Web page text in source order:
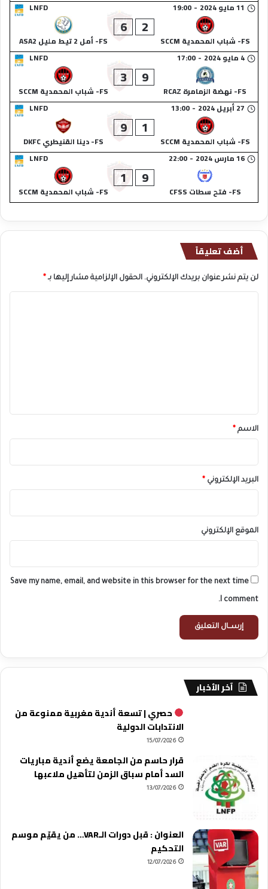
LNFD
11 مايو 2024 -
19:00
FS- شباب المحمدية SCCM
2
6
FS- أمل 2 تيط مليل ASA2
LNFD
4 مايو 2024 -
17:00
FS- نهضة الزمامرة RCAZ
9
3
FS- شباب المحمدية SCCM
LNFD
27 أبريل 2024 -
13:00
FS- شباب المحمدية SCCM
1
9
FS- دينا القنيطري DKFC
LNFD
16 مارس 2024 -
22:00
FS- فتح سطات CFSS
9
1
FS- شباب المحمدية SCCM
أضف تعليقاً
لن يتم نشر عنوان بريدك الإلكتروني. الحقول الإلزامية مشار إليها بـ *
*
الاسم *
البريد الإلكتروني *
الموقع الإلكتروني
Save my name, email, and website in this browser for the next time
I comment.
آخر الأخبار
حصري | تسعة أندية مغربية ممنوعة من
الانتدابات الدولية
15/07/2026
قرار حاسم من الجامعة يضع أندية مباريات
السد أمام سباق الزمن لتأهيل ملاعبها
13/07/2026
العنوان : قبل دورات الـVAR… من يقيّم موسم
التحكيم
12/07/2026